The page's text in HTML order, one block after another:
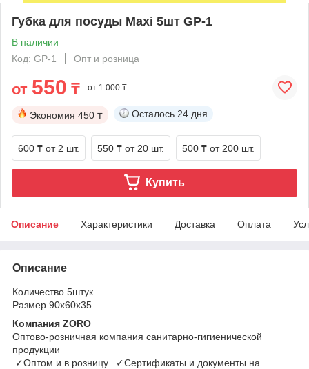
Губка для посуды Maxi 5шт GP-1
В наличии
Код: GP-1
Опт и розница
от 550 ₸ от 1 000 ₸
Экономия 450 ₸ Осталось 24 дня
600 ₸ от 2 шт. 550 ₸ от 20 шт. 500 ₸ от 200 шт.
Купить
Описание Характеристики Доставка Оплата
Описание
Количество 5штук
Размер 90х60х35
Компания ZORO
Оптово-розничная компания санитарно-гигиенической
продукции
✓Оптом и в розницу. ✓Сертификаты и документы на